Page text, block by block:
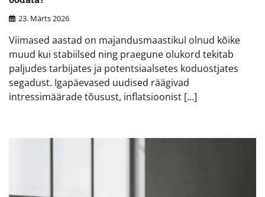
23. Märts 2026
Viimased aastad on majandusmaastikul olnud kõike
muud kui stabiilsed ning praegune olukord tekitab
paljudes tarbijates ja potentsiaalsetes koduostjates
segadust. Igapäevased uudised räägivad
intressimäärade tõusust, inflatsioonist […]